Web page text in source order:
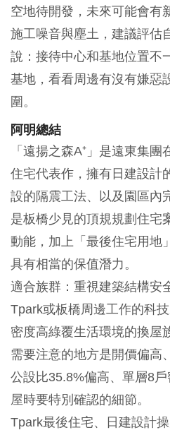
空地待開發，未來可能會有
施工噪音與塵土，建議評估
說：接待中心和基地位置不
基地，看看周邊有沒有嫌惡
圍。
阿明總結
「遠揚之森A⁺」是遠東集
住宅代表作，擁有日建設計
設的隔震工法、以及園區內
是板橋少見的頂規規劃住宅
動能，加上「最後住宅用地
具有相當的保值潛力。
適合族群：重視建築結構安
Tpark或板橋周邊工作的科
密度高綠覆生活環境的換屋
需要注意的地方是開價偏高
公設比35.8%偏高、單層8
屋時要特別確認的細節。
Tpark最後住宅、日建設計